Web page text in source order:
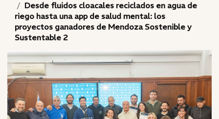
Desde fluidos cloacales reciclados en agua de
riego hasta una app de salud mental: los
proyectos ganadores de Mendoza Sostenible y
Sustentable 2